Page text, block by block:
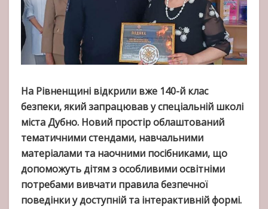
На Рівненщині відкрили вже 140-й клас
безпеки, який запрацював у спеціальній школі
міста Дубно. Новий простір облаштований
тематичними стендами, навчальними
матеріалами та наочними посібниками, що
допоможуть дітям з особливими освітніми
потребами вивчати правила безпечної
поведінки у доступній та інтерактивній формі.